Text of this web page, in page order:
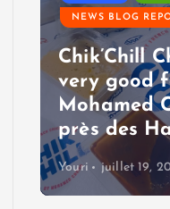
NEWS BLOG
Chik’Chill
very good
Mohamed
près des
Youri juillet 19,